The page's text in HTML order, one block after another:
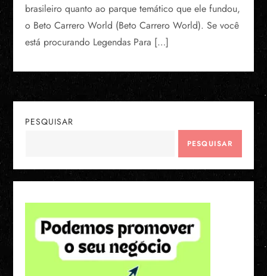
brasileiro quanto ao parque temático que ele fundou,
o Beto Carrero World (Beto Carrero World). Se você
está procurando Legendas Para […]
PESQUISAR
PESQUISAR